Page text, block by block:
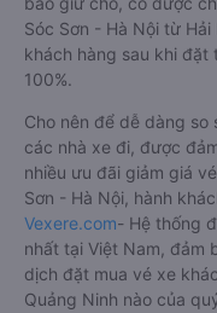
Sóc Sơn - Hà Nội từ
khách hàng sau khi
100%.
Cho nên để dễ dàng
các nhà xe đi, được
nhiều ưu đãi giảm giá
Sơn - Hà Nội, hành
Vexere.com- Hệ thống
nhất tại Việt Nam, đảm
dịch đặt mua vé xe
Quảng Ninh nào của